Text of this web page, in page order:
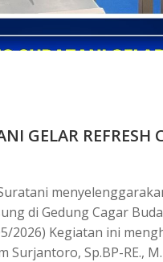
GELAR REFRESH
di Gedung Cagar
2026) Kegiatan ini
Surjantoro, Sp.BP-RE.,